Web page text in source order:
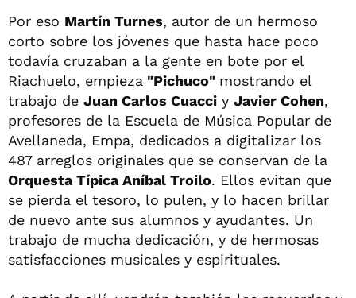
Por eso Martín Turnes, autor de un hermoso
corto sobre los jóvenes que hasta hace poco
todavía cruzaban a la gente en bote por el
Riachuelo, empieza "Pichuco" mostrando el
trabajo de Juan Carlos Cuacci y Javier Cohen,
profesores de la Escuela de Música Popular de
Avellaneda, Empa, dedicados a digitalizar los
487 arreglos originales que se conservan de la
Orquesta Típica Aníbal Troilo. Ellos evitan que
se pierda el tesoro, lo pulen, y lo hacen brillar
de nuevo ante sus alumnos y ayudantes. Un
trabajo de mucha dedicación, y de hermosas
satisfacciones musicales y espirituales.